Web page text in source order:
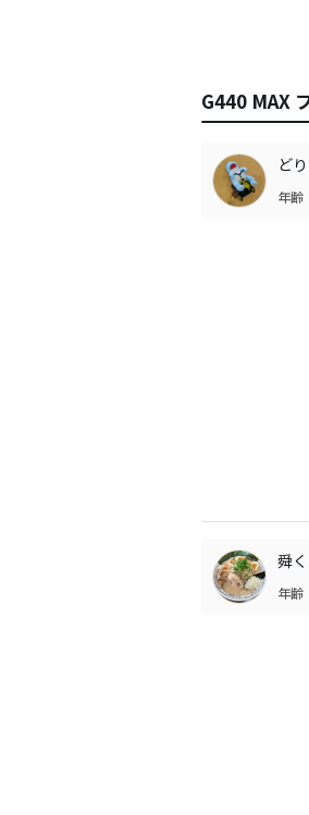
G440 MAX
どり
年齢
舜
年齢